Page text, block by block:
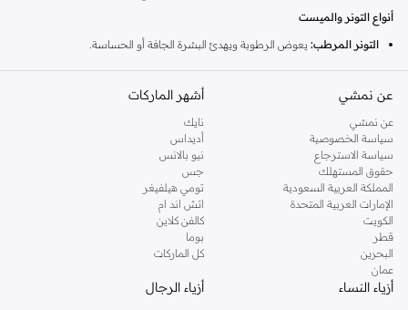
أنواع التونر والميست
التونر المرطب: يعوض الرطوبة ويهدئ البشرة الجافة أو الحساسة.
التونر المنقي:يساعد على موازنة إنتاج الزيوت وتقليل ظهور المسام.
التونر المقشر:
يزيل خلايا الجلد الميتة بلطف للحصول على بشرة أكثر نعومة
وإشراقًا.
بخاخات الوجه:
توفر دفعة فورية من الترطيب والانتعاش طوال اليوم.
المكونات الرئيسية والفوائد
تتميز مجموعتنا بمكونات مفيدة مثل حمض الهيالورونيك للترطيب العميق،
وحمض الساليسيليك للتنقية، والمستخلصات النباتية المهدئة. تم اختيار كل
منتج لتعزيز صحة بشرتك ومظهرها.
كيفية الاستخدام
عن نمشي
عن نمشي
سياسة الخصوصية
سياسة الاسترجاع
حقوق المستهلك
المملكة العربية السعودية
الإمارات العربية المتحدة
الكويت
قطر
البحرين
عمان
أشهر الماركات
نايك
أديداس
نيو بالانس
جس
تومي هيلفيغر
اتش اند ام
كالفن كلاين
بوما
كل الماركات
أزياء النساء أزياء الرجال